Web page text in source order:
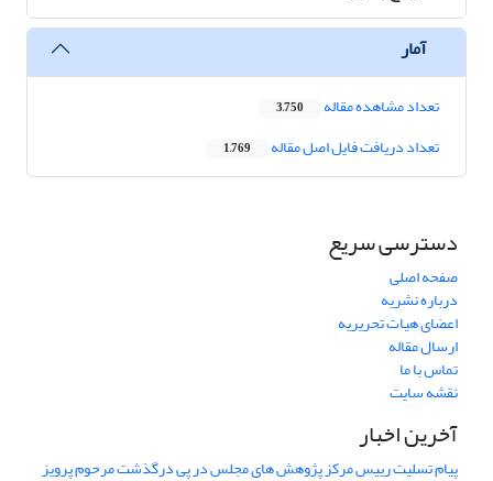
آمار
تعداد مشاهده مقاله 3,750
تعداد دریافت فایل اصل مقاله 1,769
دسترسی سریع
صفحه اصلی
درباره نشریه
اعضای هیات تحریریه
ارسال مقاله
تماس با ما
نقشه سایت
آخرین اخبار
پیام تسلیت رییس مرکز پژوهش های مجلس در پی درگذشت مرحوم پرویز